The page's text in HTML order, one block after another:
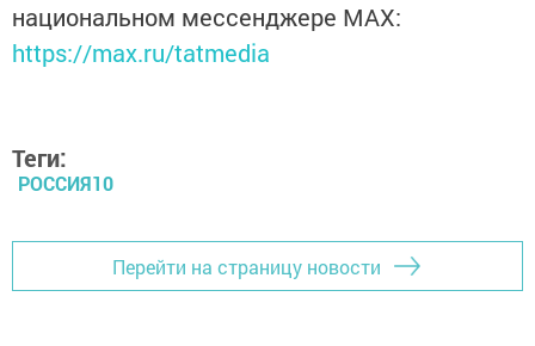
национальном мессенджере MАХ:
https://max.ru/tatmedia
Теги:
РОССИЯ10
Перейти на страницу новости